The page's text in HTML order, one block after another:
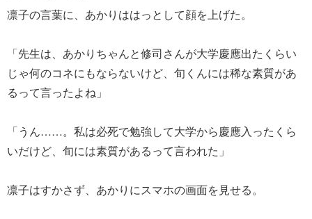
凛子の言葉に、あかりははっとして顔を上げた。
「先生は、あかりちゃんと修司さんが大学慶應出たくらい
じゃ何のコネにもならないけど、旬くんには稀な素質があ
るって言ったよね」
「うん……。私は必死で勉強して大学から慶應入ったくら
いだけど、旬には素質があるって言われた」
凛子はすかさず、あかりにスマホの画面を見せる。